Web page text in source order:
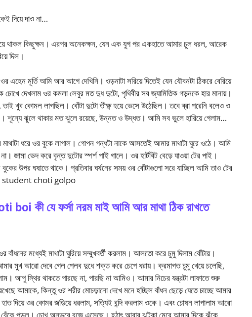
দিয়ে দাও না…
থাকল কিছুক্ষন। এরপর অনেকক্ষন, যেন এক যুগ পর একহাতে আমার চুল ধরল, আরেক
দিল।
এহেন মূর্তি আমি আর আগে দেখিনি। ওড়নাটা সরিয়ে দিতেই যেন যৌবনটা ঠিকরে বেরিয়ে
দেখলাম ওর কমলা লেবুর মত দুধ দুটো, পৃথিবীর সব জ্যামিতিক গড়নকে হার মানায়।
তাই খুব কোমল লাগছিল। বোঁটা দুটো তীক্ষ্ণ হয়ে ভেসে উঠেছিল। তবে ব্রা পরেনি বলেও ও
শূন্যে ঝুলে থাকার মত ঝুলে রয়েছে, উন্নত ও উদ্ধত। আমি সব ভুলে হারিয়ে গেলাম…
ধরে ওর বুকে লাগাল। গোপন গন্ধটা নাকে আসতেই আমার মাথাটা ঘুরে ওঠে। আমি
জামা ভেদ করে বৃন্ত দুটোর স্পর্শ পাই গালে। ওর হার্টবিট বেড়ে যাওয়া টের পাই।
বুকের উপর ঘষাতে থাকে। প্রতিবার ঘর্ষনের সময় ওর বোঁটাগুলো সরে যাচ্ছিল আমি তাও টের
student choti golpo
কী যে ফর্সা নরম মাই আমি আর মাথা ঠিক রাখতে
বাঁধনের মধ্যেই মাথাটা ঘুরিয়ে সম্মুখবর্তী করলাম। আলতো করে চুমু দিলাম বোঁটায়।
মুখ আরো দেবে গেল পেলব দুধে শক্ত করে চেপে ধরায়। ক্রমাগত চুমু খেয়ে চলেছি,
আপু স্থির থাকতে পারছে না, পারছি না আমিও। আমার নিচের যন্ত্রটা লাফাতে শুরু
আমাকে, কিন্তু ওর শরীর মোচড়ানো দেখে মনে হচ্ছিল বাঁধন ছেড়ে যেতে চাচ্ছে আমার
দিয়ে ওর কোমর জড়িয়ে ধরলাম, সত্যিই বন্দি করলাম ওকে। এবং চোষন লাগালাম আরো
পড়ল। চোখ অনুভবে বুজে এসেছে। হঠাৎ আবার ঝটকা মেরে আমার দিকে ঝুঁকে